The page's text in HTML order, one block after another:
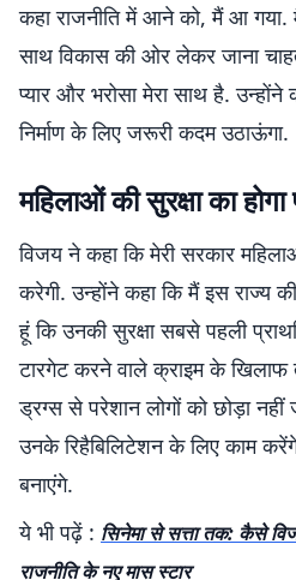
कहा राजनीति में आने को, मैं आ गया.
साथ विकास की ओर लेकर जाना
प्यार और भरोसा मेरा साथ है.
निर्माण के लिए जरूरी कदम उठाऊंगा.
महिलाओं की सुरक्षा का
विजय ने कहा कि मेरी सरकार
करेगी. उन्होंने कहा कि मैं इस राज्य
हूं कि उनकी सुरक्षा सबसे पहली
टारगेट करने वाले क्राइम के खिलाफ
ड्रग्स से परेशान लोगों को छोड़ा
उनके रिहैबिलिटेशन के लिए काम
बनाएंगे.
ये भी पढ़ें : सिनेमा से सत्ता तक: कैसे
राजनीति के नए मास स्टार